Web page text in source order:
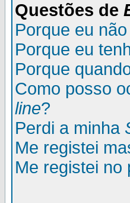
Questões de
Porque eu
Porque eu
Porque
Como posso
line?
Perdi a minha
Me registei
Me registei